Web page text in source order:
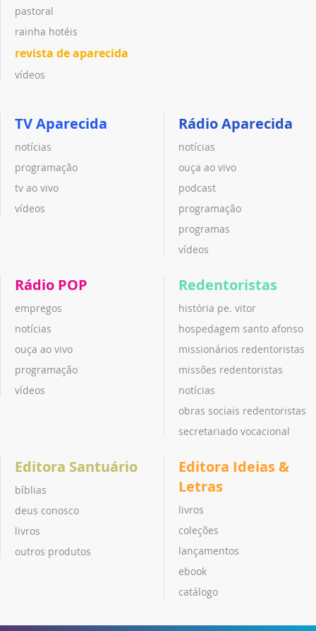
pastoral
rainha hotéis
revista de aparecida
vídeos
TV Aparecida
notícias
programação
tv ao vivo
vídeos
Rádio Aparecida
notícias
ouça ao vivo
podcast
programação
programas
vídeos
Rádio POP
empregos
notícias
ouça ao vivo
programação
vídeos
Redentoristas
história pe. vitor
hospedagem santo afonso
missionários redentoristas
missões redentoristas
notícias
obras sociais redentoristas
secretariado vocacional
Editora Santuário
bíblias
deus conosco
livros
outros produtos
Editora Ideias &
Letras
livros
coleções
lançamentos
ebook
catálogo